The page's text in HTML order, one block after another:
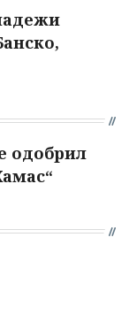
одобрил